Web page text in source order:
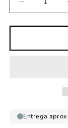
Réduire
la
quantité
Affiche